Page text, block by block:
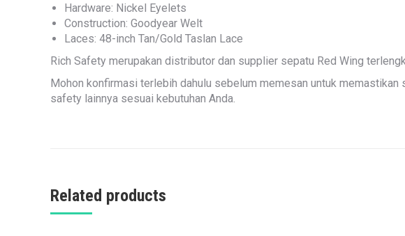
Hardware: Nickel Eyelets
Construction: Goodyear Welt
Laces: 48-inch Tan/Gold Taslan Lace
Rich Safety merupakan distributor dan supplier sepatu Red Wing
Mohon konfirmasi terlebih dahulu sebelum memesan untuk
safety lainnya sesuai kebutuhan Anda.
Related products